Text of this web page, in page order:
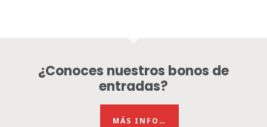
¿Conoces nuestros bonos de
entradas?
MÁS INFO…